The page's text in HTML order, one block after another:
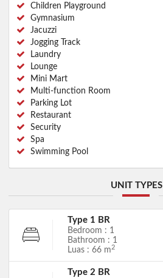
Children Playground
Gymnasium
Jacuzzi
Jogging Track
Laundry
Lounge
Mini Mart
Multi-function Room
Parking Lot
Restaurant
Security
Spa
Swimming Pool
UNIT TYPES
Type 1 BR
Bedroom : 1
Bathroom : 1
Luas : 66 m2
Type 2 BR